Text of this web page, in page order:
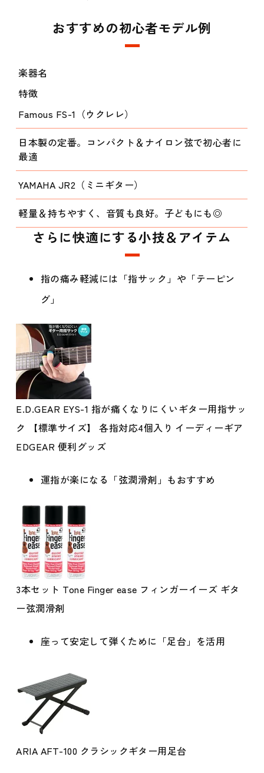
おすすめの初心者モデル例
楽器名
特徴
Famous FS-1（ウクレレ）
日本製の定番。コンパクト＆ナイロン弦で初心者に
最適
YAMAHA JR2（ミニギター）
軽量＆持ちやすく、音質も良好。子どもにも◎
さらに快適にする小技＆アイテム
指の痛み軽減には「指サック」や「テーピン
グ」
E.D.GEAR EYS-1 指が痛くなりにくいギター用指サッ
ク 【標準サイズ】 各指対応4個入り イーディーギア
EDGEAR 便利グッズ
運指が楽になる「弦潤滑剤」もおすすめ
3本セット Tone Finger ease フィンガーイーズ ギタ
ー弦潤滑剤
座って安定して弾くために「足台」を活用
ARIA AFT-100 クラシックギター用足台